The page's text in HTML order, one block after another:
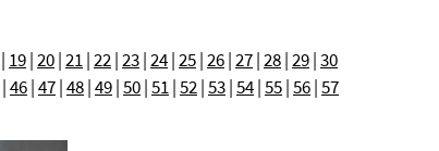
| 19|20|21|22|23|24|25|26|27|28|29|30
|46|47|48|49|50|51|52|53|54|55|56|57